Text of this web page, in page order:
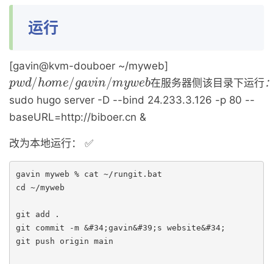
运行
[gavin@kvm-douboer ~/myweb]
在 服 务 器 侧 该 目 录 运 行
pw d /h e/ v n/ my w e b
在 服 务 侧该 目 录下 运
行 ：
[g vin vm d u o er ]
sudo hugo server -D --bind 24.233.3.126 -p 80 --
baseURL=http://biboer.cn &
改为本地运行： ✅
gavin myweb % cat ~/rungit.bat
cd ~/myweb
git add .
git commit -m &#34;gavin&#39;s website&#34;
git push origin main